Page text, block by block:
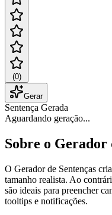
(0)
Gerar
Sentença Gerada
Aguardando geração...
Sobre o Gerador
O Gerador de Sentenças
tamanho realista. Ao
são ideais para preencher
tooltips e notificações.